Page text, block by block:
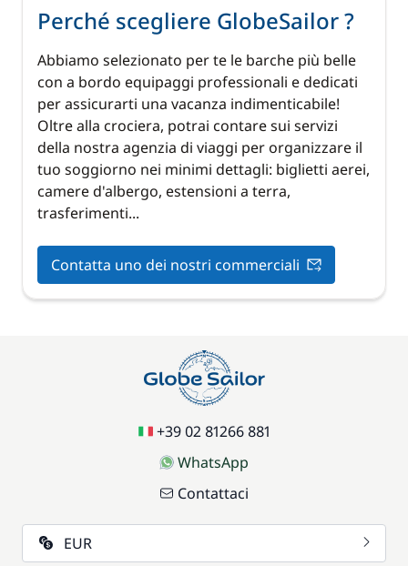
Perché scegliere GlobeSailor ?
Abbiamo selezionato per te le barche più belle
con a bordo equipaggi professionali e dedicati
per assicurarti una vacanza indimenticabile!
Oltre alla crociera, potrai contare sui servizi
della nostra agenzia di viaggi per organizzare il
tuo soggiorno nei minimi dettagli: biglietti aerei,
camere d'albergo, estensioni a terra,
trasferimenti...
Contatta uno dei nostri commerciali
+39 02 81266 881
WhatsApp
Contattaci
EUR